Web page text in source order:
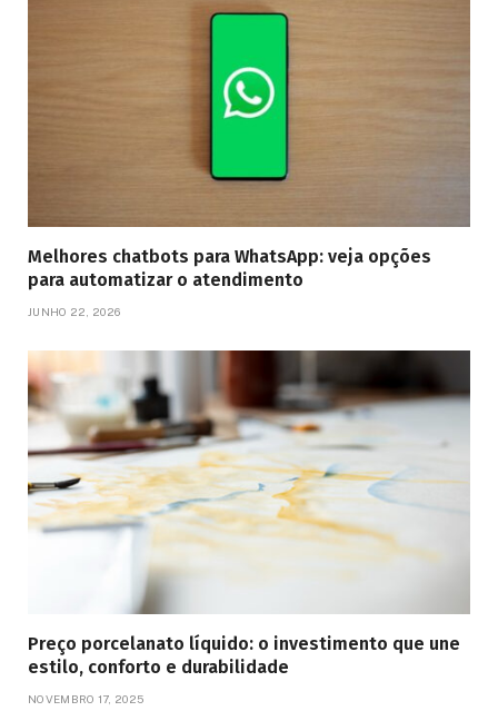
Melhores chatbots para WhatsApp: veja opções
para automatizar o atendimento
JUNHO 22, 2026
Preço porcelanato líquido: o investimento que une
estilo, conforto e durabilidade
NOVEMBRO 17, 2025